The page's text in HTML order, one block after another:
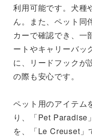
利用可能です。犬種
ん。また、ペット同
カーで確認でき、一
ートやキャリーバッ
に、リードフックが
の際も安心です。
ペット用のアイテム
り、「Pet Paradise
を、「Le Creuset」